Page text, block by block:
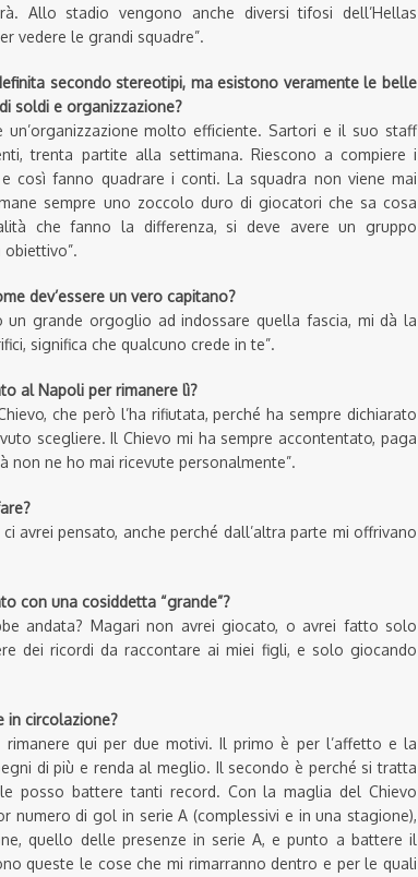
Allo stadio vengono anche diversi tifosi dell’Hellas
vedere le grandi squadre”.
secondo stereotipi, ma esistono veramentele belle
soldi e organizzazione?
un’organizzazione molto efficiente. Sartori e il suo staff
trenta partite alla settimana. Riescono a compiere i
così fanno quadrare i conti. La squadra non viene mai
sempre uno zoccolo duro di giocatori che sa cosa
che fanno la differenza, si deve avere un gruppo
dev’essere un vero capitano?
un grande orgoglio ad indossare quella fascia, mi dà la
significa che qualcuno crede in te”.
al Napoli per rimanere lì?
che però l’ha rifiutata, perché ha sempre dichiarato
scegliere. Il Chievo mi ha sempre accontentato, paga
non ne ho mai ricevute personalmente”.
avrei pensato, anche perché dall’altra parte mi offrivano
con una cosiddetta “grande”?
andata? Magari non avrei giocato, o avrei fatto solo
dei ricordi da raccontare ai miei figli, e solo giocando
in circolazione?
rimanere qui per due motivi. Il primo è per l’affetto e la
di più e renda al meglio. Il secondo è perché si tratta
posso battere tanti record. Con la maglia del Chievo
numero di gol in serie A (complessivi e in una stagione),
quello delle presenze in serie A, e punto a battere il
queste le cose che mi rimarranno dentro e per le quali